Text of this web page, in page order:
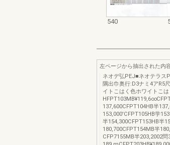
540
左ページから抽出された内
ネオデ弘PEJ■ネオテラス
隅出巾奥行:D3ナミ4アR5
イトこはく色ホワイトこ
137,600CFPT104HB半
153,000'CFPT105HB学
半154,300CFPT153HB半
180,700CFPT154MB半
CFP7155MB半203,2002